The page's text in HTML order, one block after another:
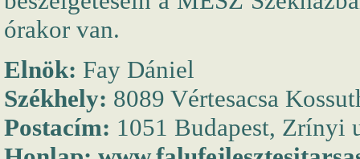
órakor van.
Elnök: Fay Dániel
Székhely: 8089 Vértesacsa
Postacím: 1051 Budapest, Zrínyi